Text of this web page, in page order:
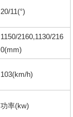
20/11(°)
1150/2160,1130/216
0(mm)
103(km/h)
功率(kw)